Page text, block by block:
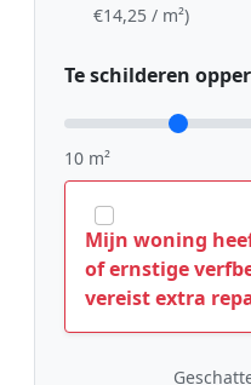
€14,25 / m²)
Te schilderen
10 m²
Mijn woning
of ernstige
vereist extra